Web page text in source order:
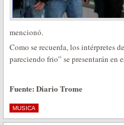
mencionó.
Como se recuerda, los intérpretes
pareciendo frio” se presentarán en
Fuente: Diario Trome
MUSICA